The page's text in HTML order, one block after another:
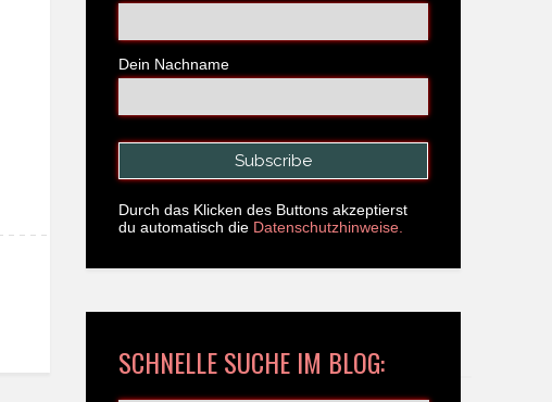
Dein Nachname
Durch das Klicken des Buttons akzeptierst
du automatisch die Datenschutzhinweise.
SCHNELLE SUCHE IM BLOG: